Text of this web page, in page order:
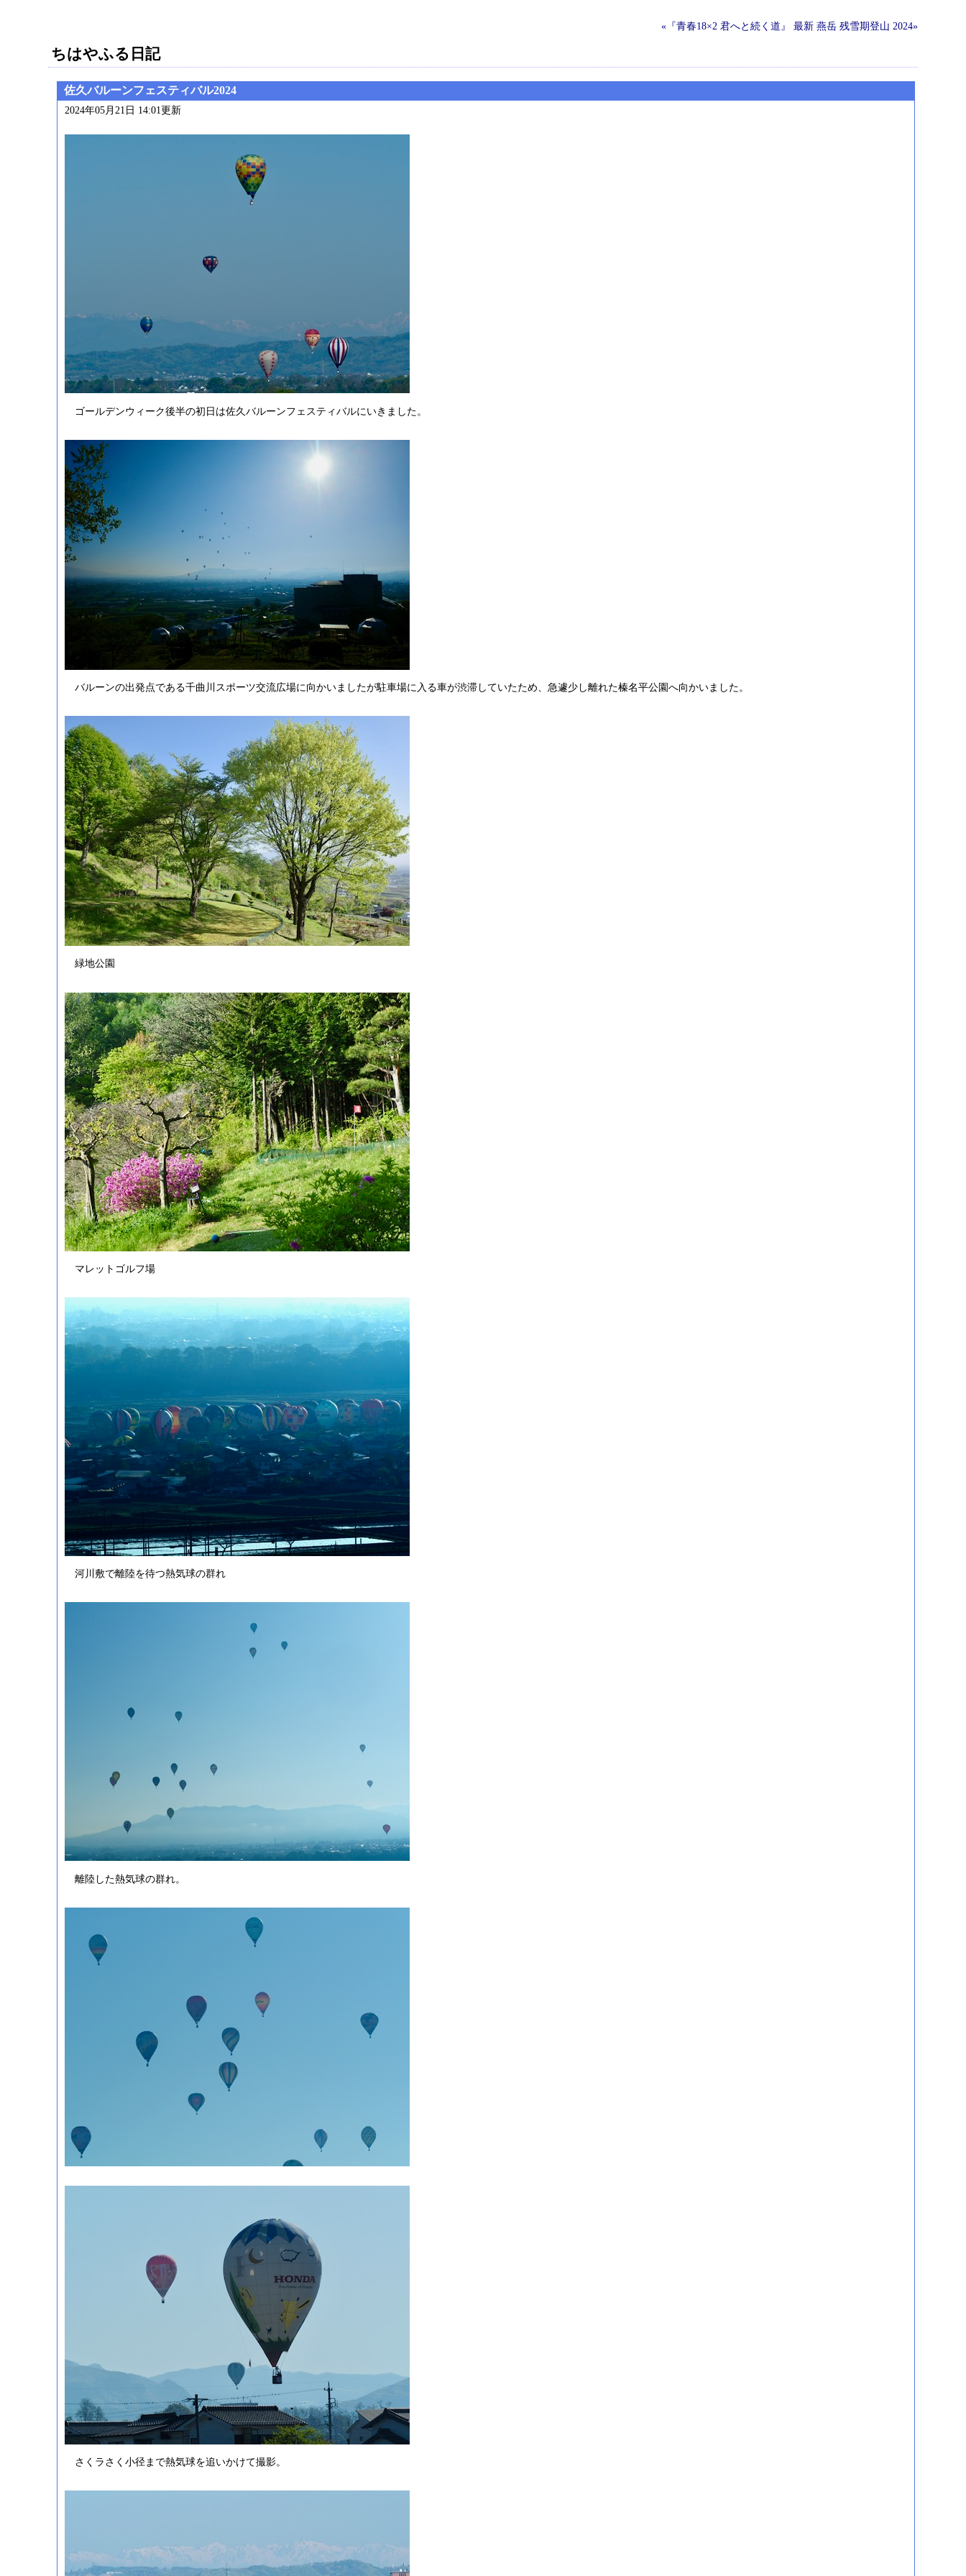
«『青春18×2 君へと続く道』 最新 燕岳 残雪期登山 2024»
ちはやふる日記
佐久バルーンフェスティバル2024
2024年05月21日 14:01更新
ゴールデンウィーク後半の初日は佐久バルーンフェスティバルにいきました。
バルーンの出発点である千曲川スポーツ交流広場に向かいましたが駐車場に入る車が渋滞していたため、急遽少し離れた榛名平公園へ向かいました。
緑地公園
マレットゴルフ場
河川敷で離陸を待つ熱気球の群れ
離陸した熱気球の群れ。
さくラさく小径まで熱気球を追いかけて撮影。